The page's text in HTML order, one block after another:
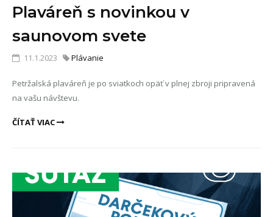
Plaváreň s novinkou v
saunovom svete
11.1.2023 Plávanie
Petržalská plaváreň je po sviatkoch opäť v plnej zbroji pripravená
na vašu návštevu.
ČÍTAŤ VIAC